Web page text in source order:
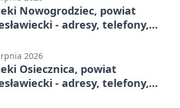
Nowogrodziec, powiat
- adresy, telefony,
2026
Osiecznica, powiat
- adresy, telefony,